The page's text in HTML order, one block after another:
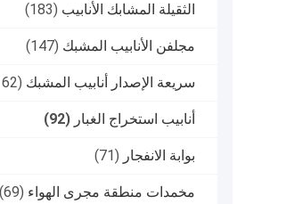
الثقيلة المشابك الأنابيب (183)
مجلفن الأنابيب المشبك (147)
سريعة الإصدار أنابيب المشبك (162)
أنابيب استخراج الغبار (92)
بوابة الانفجار (71)
مخمدات منطقة مجرى الهواء (69)